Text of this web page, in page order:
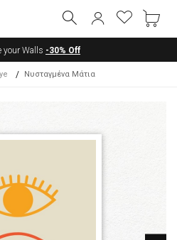
your Walls -30% Off
Νυσταγμένα Μάτια